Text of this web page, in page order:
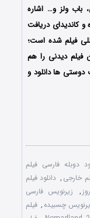
باب ولز و… اشاره
تاکنون موفق به دریافت 68 جایزه و کاندیدای دریافت
فیلم شده است؛
فیلم دیدنی را هم
دوستی ها دانلود و
دوبله فارسی فیلم
خارجی , دانلود فیلم
,
زیرنویس فارسی
, فیلم